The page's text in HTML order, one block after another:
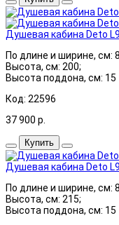
Душевая кабина Deto
По длине и ширине, см:
Высота, см: 200;
Высота поддона, см: 15
Код: 22596
37 900 р.
Купить
Душевая кабина Deto
По длине и ширине, см:
Высота, см: 215;
Высота поддона, см: 15